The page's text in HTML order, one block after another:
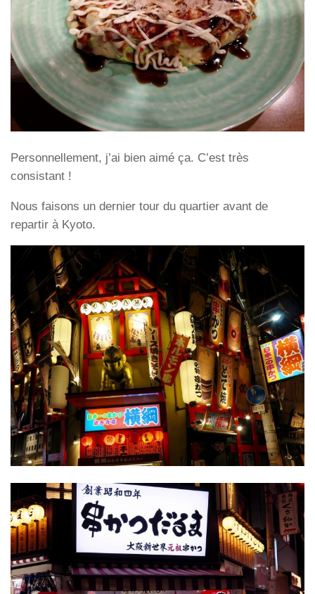
Personnellement, j’ai bien aimé ça. C’est très
consistant !
Nous faisons un dernier tour du quartier avant de
repartir à Kyoto.